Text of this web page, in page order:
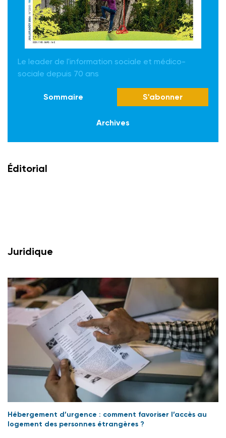
Le leader de l'information sociale et médico-
sociale depuis 70 ans
Sommaire S'abonner
Archives
Éditorial
Juridique
Hébergement d’urgence : comment favoriser l’accès au
logement des personnes étrangères ?